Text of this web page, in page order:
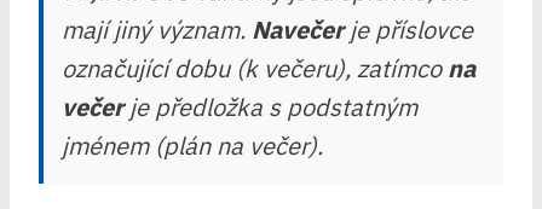
mají jiný význam. Navečerje příslovce
označující dobu (k večeru), zatímcona
večerje předložka s podstatným
jménem (plán na večer).